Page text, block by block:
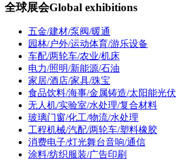
全球展会Global exhibitions
五金/建材/泵阀/暖通
园林/户外/运动体育/游乐设备
车配/两轮车/农业/机床
电力/照明/新能源/石油
家居/酒店/家具/珠宝
食品饮料/海事/金属铸造/太阳能光伏
无人机/实验室/水处理/复合材料
玻璃门窗/化工/物流/水处理
工程机械/汽配/两轮车/塑料橡胶
消费电子/灯光舞台音响/通信
涂料/纺织服装/广告印刷